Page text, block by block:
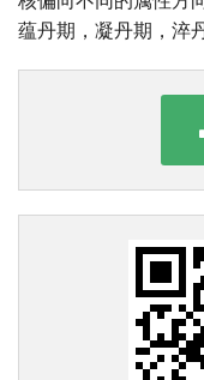
蕴丹期，凝丹期，淬